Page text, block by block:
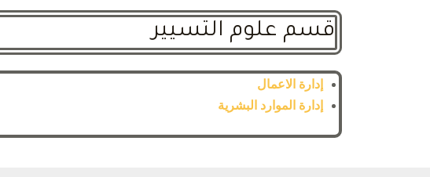
قسم علوم التسيير
إدارة الاعمال
إدارة الموارد البشرية